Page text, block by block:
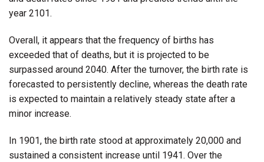
year 2101.
Overall, it appears that the frequency of births has
exceeded that of deaths, but it is projected to be
surpassed around 2040. After the turnover, the birth rate is
forecasted to persistently decline, whereas the death rate
is expected to maintain a relatively steady state after a
minor increase.
In 1901, the birth rate stood at approximately 20,000 and
sustained a consistent increase until 1941. Over the